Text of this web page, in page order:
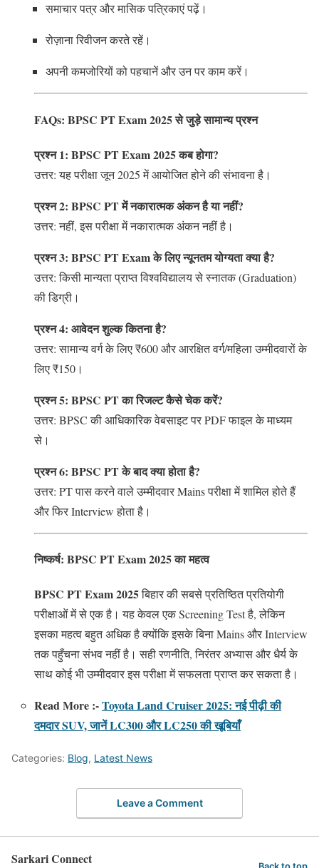
समाचार पत्र और मासिक पत्रिकाएं पढ़ें।
रोज़ाना रिवीजन करते रहें।
अपनी कमजोरियों को पहचानें और उन पर काम करें।
FAQs: BPSC PT Exam 2025 से जुड़े सामान्य प्रश्न
प्रश्न 1: BPSC PT Exam 2025 कब होगा?
उत्तर: यह परीक्षा जून 2025 में आयोजित होने की संभावना है।
प्रश्न 2: BPSC PT में नकारात्मक अंकन है या नहीं?
उत्तर: नहीं, इस परीक्षा में नकारात्मक अंकन नहीं है।
प्रश्न 3: BPSC PT Exam के लिए न्यूनतम योग्यता क्या है?
उत्तर: किसी मान्यता प्राप्त विश्वविद्यालय से स्नातक (Graduation)
की डिग्री।
प्रश्न 4: आवेदन शुल्क कितना है?
उत्तर: सामान्य वर्ग के लिए ₹600 और आरक्षित वर्ग/महिला उम्मीदवारों के
लिए ₹150।
प्रश्न 5: BPSC PT का रिजल्ट कैसे चेक करें?
उत्तर: BPSC की आधिकारिक वेबसाइट पर PDF फाइल के माध्यम
से।
प्रश्न 6: BPSC PT के बाद क्या होता है?
उत्तर: PT पास करने वाले उम्मीदवार Mains परीक्षा में शामिल होते हैं
और फिर Interview होता है।
निष्कर्ष: BPSC PT Exam 2025 का महत्व
BPSC PT Exam 2025बिहार की सबसे प्रतिष्ठित प्रतियोगी
परीक्षाओं में से एक है। यह केवल एक Screening Test है, लेकिन
इसका महत्व बहुत अधिक है क्योंकि इसके बिना Mains और Interview
तक पहुँचना संभव नहीं है। सही रणनीति, निरंतर अभ्यास और धैर्य के
साथ कोई भी उम्मीदवार इस परीक्षा में सफलता प्राप्त कर सकता है।
Read More :-Toyota Land Cruiser 2025: नई पीढ़ी की
दमदार SUV, जानें LC300 और LC250 की खूबियाँ
Categories: Blog, Latest News
Leave a Comment
Sarkari Connect